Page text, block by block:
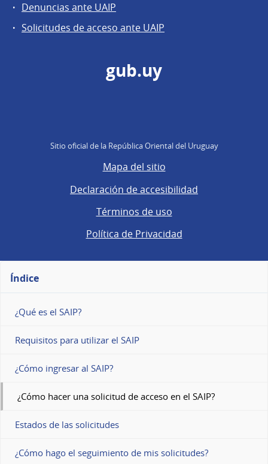
Denuncias ante UAIP
Solicitudes de acceso ante UAIP
gub.uy
Sitio oficial de la República Oriental del Uruguay
Mapa del sitio
Declaración de accesibilidad
Términos de uso
Política de Privacidad
Índice
¿Qué es el SAIP?
Requisitos para utilizar el SAIP
¿Cómo ingresar al SAIP?
¿Cómo hacer una solicitud de acceso en el SAIP?
Estados de las solicitudes
¿Cómo hago el seguimiento de mis solicitudes?